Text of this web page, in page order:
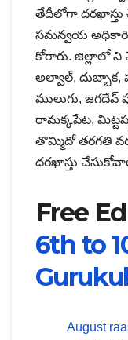
తేదీలోగా దరఖాస్తు
సమన్వయ అధికారి
కోరారు. జిల్లాలో ని
అల్వాల్,
ములుగు, జగదేవ్
రామక్కపేట,
తొమ్మిదో తరగతి
దరఖాస్తు
Free
6th to
August